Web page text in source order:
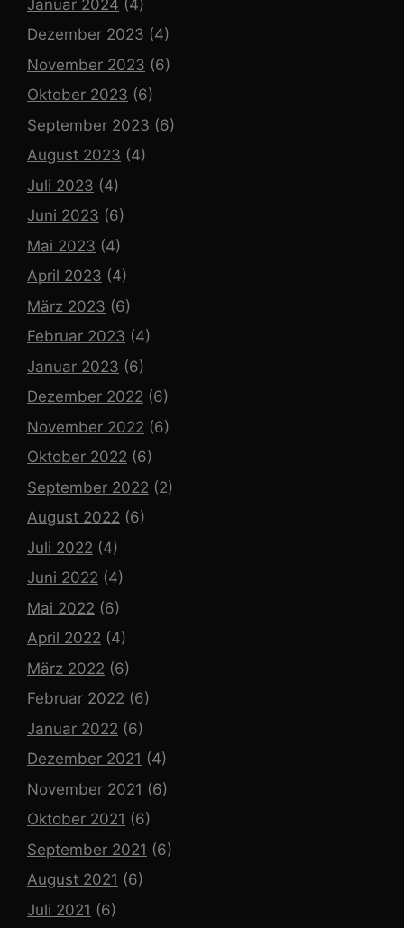
Januar 2024 (4)
Dezember 2023 (4)
November 2023 (6)
Oktober 2023 (6)
September 2023 (6)
August 2023 (4)
Juli 2023 (4)
Juni 2023 (6)
Mai 2023 (4)
April 2023 (4)
März 2023 (6)
Februar 2023 (4)
Januar 2023 (6)
Dezember 2022 (6)
November 2022 (6)
Oktober 2022 (6)
September 2022 (2)
August 2022 (6)
Juli 2022 (4)
Juni 2022 (4)
Mai 2022 (6)
April 2022 (4)
März 2022 (6)
Februar 2022 (6)
Januar 2022 (6)
Dezember 2021 (4)
November 2021 (6)
Oktober 2021 (6)
September 2021 (6)
August 2021 (6)
Juli 2021 (6)